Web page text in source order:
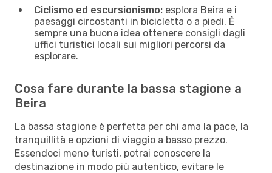
Ciclismo ed escursionismo: esplora Beira e i
paesaggi circostanti in bicicletta o a piedi. È
sempre una buona idea ottenere consigli dagli
uffici turistici locali sui migliori percorsi da
esplorare.
Cosa fare durante la bassa stagione a
Beira
La bassa stagione è perfetta per chi ama la pace, la
tranquillità e opzioni di viaggio a basso prezzo.
Essendoci meno turisti, potrai conoscere la
destinazione in modo più autentico, evitare le